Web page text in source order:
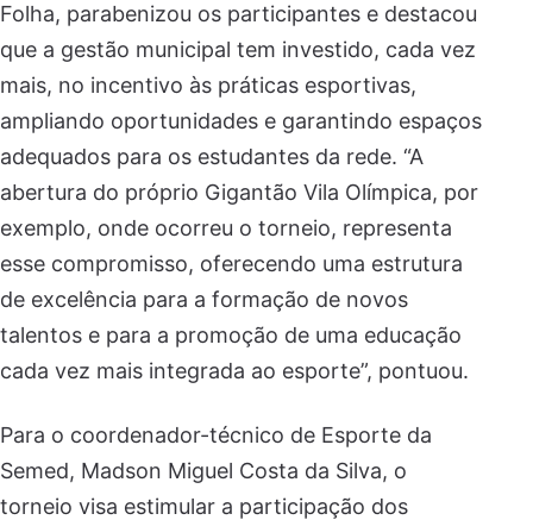
Folha, parabenizou os participantes e destacou
que a gestão municipal tem investido, cada vez
mais, no incentivo às práticas esportivas,
ampliando oportunidades e garantindo espaços
adequados para os estudantes da rede. “A
abertura do próprio Gigantão Vila Olímpica, por
exemplo, onde ocorreu o torneio, representa
esse compromisso, oferecendo uma estrutura
de excelência para a formação de novos
talentos e para a promoção de uma educação
cada vez mais integrada ao esporte”, pontuou.
Para o coordenador-técnico de Esporte da
Semed, Madson Miguel Costa da Silva, o
torneio visa estimular a participação dos